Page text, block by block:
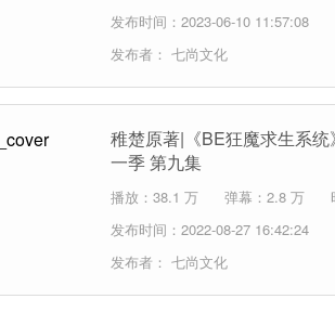
发布时间：2023-06-10 11:57:08
发布者： 七尚文化
稚楚原著|《BE狂魔求生系统
一季 第九集
播放：38.1 万 弹幕：2.8 万
发布时间：2022-08-27 16:42:24
发布者： 七尚文化